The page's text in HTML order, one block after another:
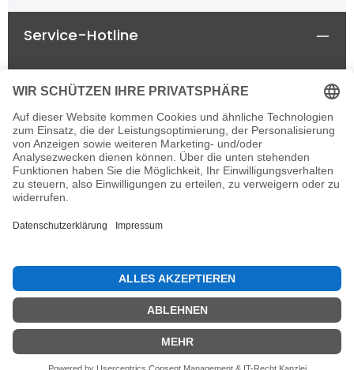
Service-Hotline
Rechtliches
Informationen
Newsletter
© 2026 horseland-speyer.de - einzelne Rechte
vorbehalten, with
byIT&MORE e.K.
Alle Preise inkl. gesetzl. Mehrwertsteuer zzgl.
Versandkostenund ggf. Nachnahmegebühren, wenn
nicht anders angegeben.